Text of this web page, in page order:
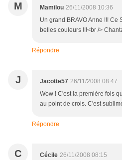
M Mamilou 26/11/2008 10:36
Un grand BRAVO Anne !!! Ce
belles couleurs !!!<br />
Répondre
J Jacotte57 26/11/2008 08:47
Wow ! C'est la première fois
au point de crois. C'est
Répondre
C Cécile 26/11/2008 08:15